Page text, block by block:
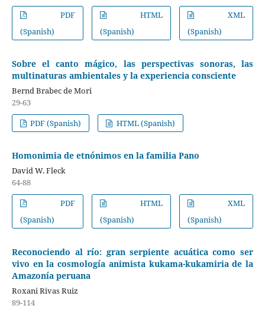
PDF
(Spanish)
HTML
(Spanish)
XML
(Spanish)
Sobre el canto mágico, las perspectivas sonoras, las
multinaturas ambientales y la experiencia consciente
Bernd Brabec de Mori
29-63
PDF (Spanish)
HTML (Spanish)
Homonimia de etnónimos en la familia Pano
David W. Fleck
64-88
PDF
(Spanish)
HTML
(Spanish)
XML
(Spanish)
Reconociendo al río: gran serpiente acuática como ser
vivo en la cosmología animista kukama-kukamiria de la
Amazonía peruana
Roxani Rivas Ruiz
89-114